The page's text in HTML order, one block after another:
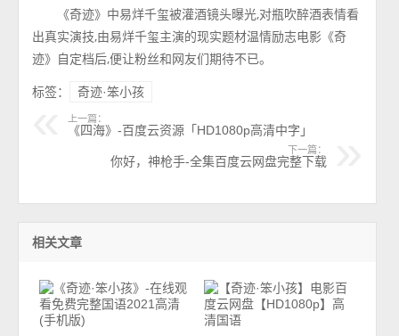
《奇迹》中易烊千玺被灌酒镜头曝光,对瓶吹醉酒表情看
出真实演技,由易烊千玺主演的现实题材温情励志电影《奇
迹》自定档后,便让粉丝和网友们期待不已。
标签：
奇迹·笨小孩
上一篇：
《四海》-百度云资源「HD1080p高清中字」
下一篇：
你好，神枪手-全集百度云网盘完整下载
相关文章